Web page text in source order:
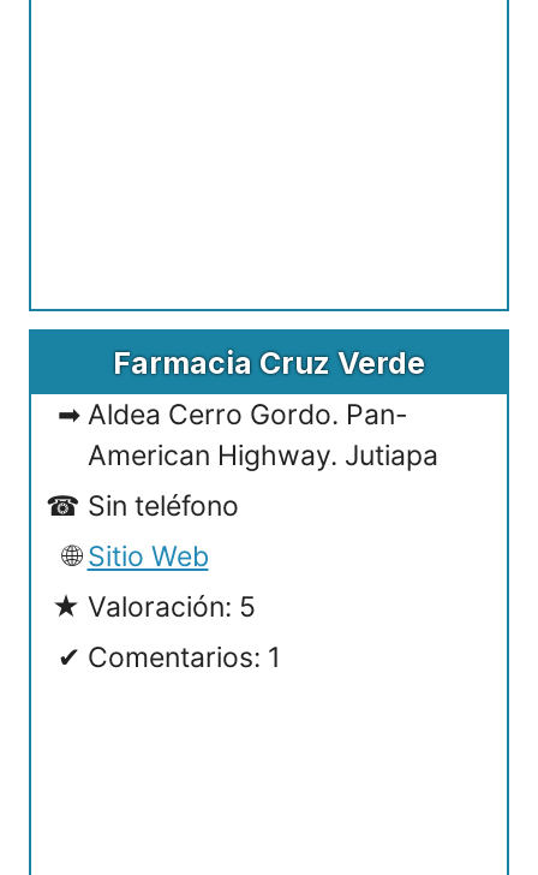
Farmacia Cruz Verde
Aldea Cerro Gordo. Pan-
American Highway. Jutiapa
Sin teléfono
Sitio Web
Valoración: 5
Comentarios: 1